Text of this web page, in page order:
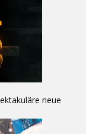
neue